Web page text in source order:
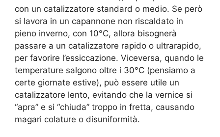
con un catalizzatore standard o medio. Se però
si lavora in un capannone non riscaldato in
pieno inverno, con 10°C, allora bisognerà
passare a un catalizzatore rapido o ultrarapido,
per favorire l’essiccazione. Viceversa, quando le
temperature salgono oltre i 30°C (pensiamo a
certe giornate estive), può essere utile un
catalizzatore lento, evitando che la vernice si
“apra” e si “chiuda” troppo in fretta, causando
magari colature o disuniformità.